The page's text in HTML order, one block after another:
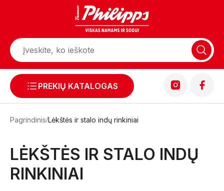
PREKIŲ KATALOGAS
Pagrindinis Lėkštės ir stalo indų rinkiniai
LĖKŠTĖS IR STALO INDŲ
RINKINIAI